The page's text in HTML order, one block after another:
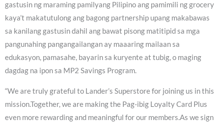
gastusin ng maraming pamilyang Pilipino ang pamimili ng grocery
kaya’t makatutulong ang bagong partnership upang makabawas
sa kanilang gastusin dahil ang bawat pisong matitipid sa mga
pangunahing pangangailangan ay maaaring mailaan sa
edukasyon, pamasahe, bayarin sa kuryente at tubig, o maging
dagdag na ipon sa MP2 Savings Program.
“We are truly grateful to Lander’s Superstore for joining us in this
mission.Together, we are making the Pag-ibig Loyalty Card Plus
even more rewarding and meaningful for our members.As we sign